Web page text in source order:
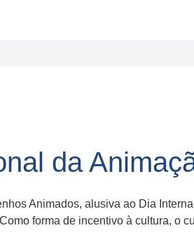
da
Animados, alusiva ao Dia
forma de incentivo à cultura, o